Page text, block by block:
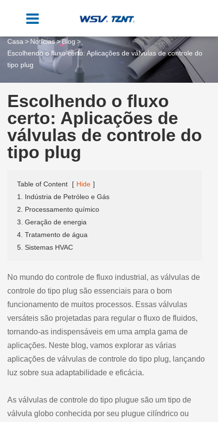
Casa Notícias
Blog
Escolhendo o fluxo certo: Aplicações de válvulas de controle do
tipo plug
Escolhendo o fluxo
certo: Aplicações de
válvulas de controle do
tipo plug
Table of Content [ Hide ]
1. Indústria de Petróleo e Gás
2. Processamento químico
3. Geração de energia
4. Tratamento de água
5. Sistemas HVAC
No mundo do controle de fluxo industrial, as válvulas de
controle do tipo plug são essenciais para o bom
funcionamento de muitos processos. Essas válvulas
versáteis são projetadas para regular o fluxo de fluidos,
tornando-as indispensáveis em uma ampla gama de
aplicações. Neste blog, vamos explorar as várias
aplicações de válvulas de controle do tipo plug, lançando
luz sobre sua adaptabilidade e eficácia.
As válvulas de controle do tipo plugue são um tipo de
válvula globo conhecida por seu plugue cilíndrico ou